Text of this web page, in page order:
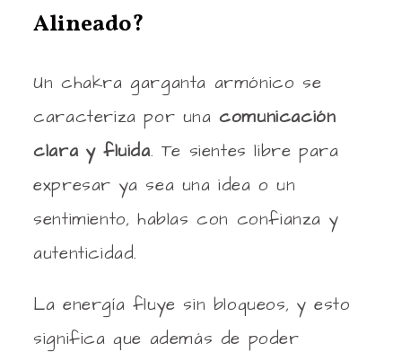
Alineado?
Un chakra garganta armónico se
caracteriza por unacomunicación
clara y fluida. Te sientes libre para
expresar ya sea una idea o un
sentimiento, hablas con confianza y
autenticidad.
La energía fluye sin bloqueos, y esto
significa que además de poder